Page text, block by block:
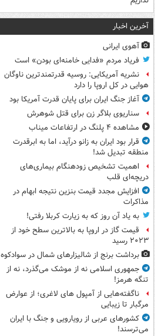
آخرین اخبار
آهوی ایرانی
فریاد مردم «فدایی خامنه‌ای بودن» است
نشریه آمریکایی: روسیه قدرتمندترین ناوگان
هوایی در کل اروپا را دارد
آغاز جنگ ایران برای پایان قدرت آمریکا بود
سناریوی بلاگر زن برای قتل شوهرش
مشاهده ۴ پلنگ در ارتفاعات میناب
قرار بود ایران به زانو درآید، اما به ابرقدرت
منطقه تبدیل شد!
اهمیت تشخیص زودهنگام بیماری‌های
دریچه‌ای قلب
افزایش مجدد قیمت بنزین نتیجه ابهام در
مذاکرات
به یاد آن روز که به زیارت کربلا رفتی!
قیمت گاز در اروپا به بالاترین سطح خود از
۲۰۲۳ رسید
برداشت برنج از شالیزارهای شمال در سوادکوه
جمهوری اسلامی نه از موشک می‌گذرد، نه از
تنگه هرمز!
ناگفته‌هایی از آمپول های لاغری؛ از عوارض
مرگبار تا زیبایی
کشورهای عربی از رویارویی و جنگ با ایران
می‌ترسند!